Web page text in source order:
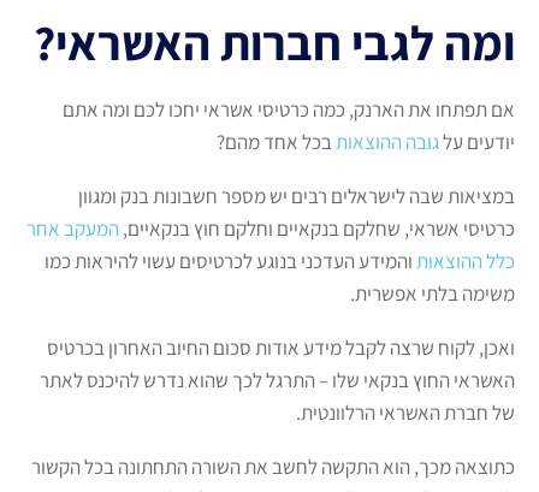
ומה לגבי חברות האשראי?
אם תפתחו את הארנק, כמה כרטיסי אשראי יחכו לכם ומה אתם
יודעים עלגובה ההוצאותבכל אחד מהם?
במציאות שבה לישראלים רבים יש מספר חשבונות בנק ומגוון
כרטיסי אשראי, שחלקם בנקאיים וחלקם חוץ בנקאיים,המעקב אחר
כלל ההוצאותוהמידע העדכני בנוגע לכרטיסים עשוי להיראות כמו
משימה בלתי אפשרית.
ואכן, לקוח שרצה לקבל מידע אודות סכום החיוב האחרון בכרטיס
האשראי החוץ בנקאי שלו – התרגל לכך שהוא נדרש להיכנס לאתר
של חברת האשראי הרלוונטית.
כתוצאה מכך, הוא התקשה לחשב את השורה התחתונה בכל הקשור